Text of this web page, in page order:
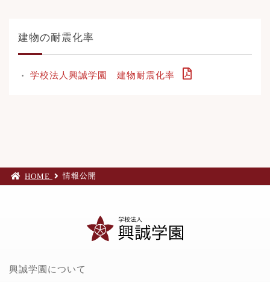
建物の耐震化率
学校法人興誠学園 建物耐震化率
HOME 情報公開
興誠学園について